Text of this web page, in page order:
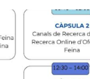
Programa Orienta